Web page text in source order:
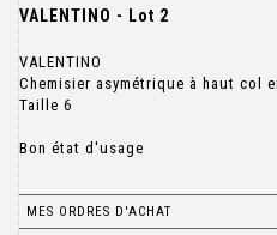
VALENTINO - Lot 2
VALENTINO
Chemisier asymétrique à haut col
Taille 6
Bon état d'usage
MES ORDRES D'ACHAT